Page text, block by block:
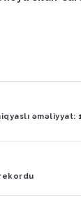
əməliyyat: